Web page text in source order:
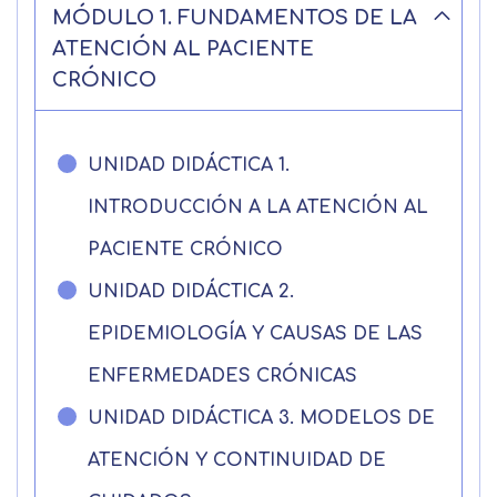
MÓDULO 1. FUNDAMENTOS DE LA
ATENCIÓN AL PACIENTE
CRÓNICO
UNIDAD DIDÁCTICA 1.
INTRODUCCIÓN A LA ATENCIÓN AL
PACIENTE CRÓNICO
UNIDAD DIDÁCTICA 2.
EPIDEMIOLOGÍA Y CAUSAS DE LAS
ENFERMEDADES CRÓNICAS
UNIDAD DIDÁCTICA 3. MODELOS DE
ATENCIÓN Y CONTINUIDAD DE
Solicitar
información